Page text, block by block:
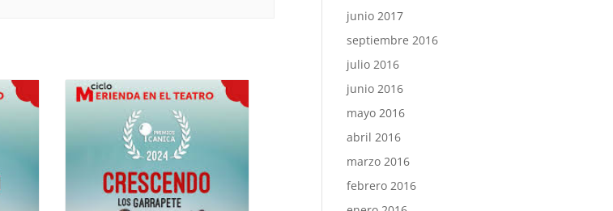
junio 2017
septiembre 2016
julio 2016
junio 2016
mayo 2016
abril 2016
marzo 2016
febrero 2016